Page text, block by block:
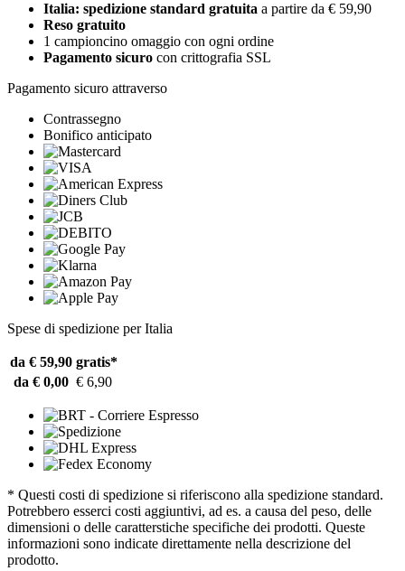
Italia: spedizione standard gratuita a partire da € 59,90
Reso gratuito
1 campioncino omaggio con ogni ordine
Pagamento sicuro con crittografia SSL
Pagamento sicuro attraverso
Contrassegno
Bonifico anticipato
Spese di spedizione per Italia
da € 59,90 gratis*
da € 0,00 € 6,90
* Questi costi di spedizione si riferiscono alla spedizione standard.
Potrebbero esserci costi aggiuntivi, ad es. a causa del peso, delle
dimensioni o delle caratterstiche specifiche dei prodotti. Queste
informazioni sono indicate direttamente nella descrizione del
prodotto.